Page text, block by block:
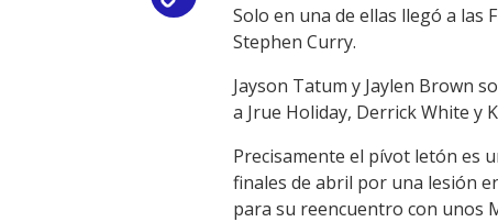
Link
Solo en una de ellas llegó a las
Stephen Curry.
Jayson Tatum y Jaylen Brown
a Jrue Holiday, Derrick White y
Precisamente el pívot letón es
finales de abril por una lesión
para su reencuentro con unos